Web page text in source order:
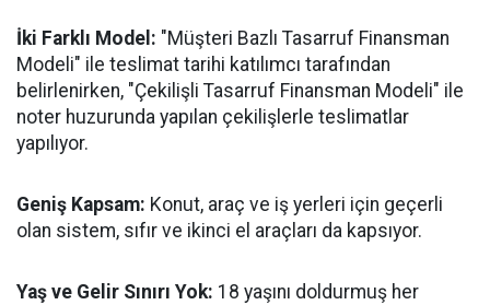
İki Farklı Model: "Müşteri Bazlı Tasarruf Finansman
Modeli" ile teslimat tarihi katılımcı tarafından
belirlenirken, "Çekilişli Tasarruf Finansman Modeli" ile
noter huzurunda yapılan çekilişlerle teslimatlar
yapılıyor.
Geniş Kapsam: Konut, araç ve iş yerleri için geçerli
olan sistem, sıfır ve ikinci el araçları da kapsıyor.
Yaş ve Gelir Sınırı Yok: 18 yaşını doldurmuş her